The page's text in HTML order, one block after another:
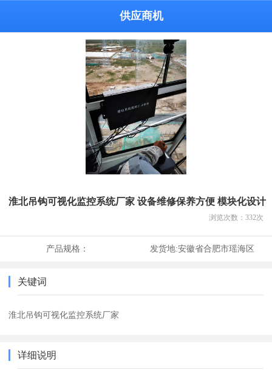
供应商机
淮北吊钩可视化监控系统厂家 设备维修保养方便 模块化设计
浏览次数： 332次
产品规格： 发货地:安徽省合肥市瑶海区
关键词
淮北吊钩可视化监控系统厂家
详细说明